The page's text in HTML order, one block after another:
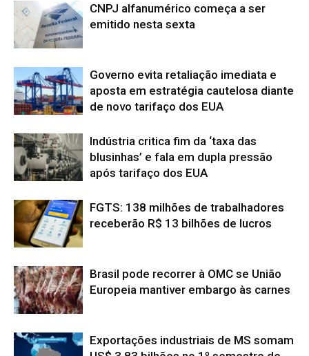
CNPJ alfanumérico começa a ser
emitido nesta sexta
Governo evita retaliação imediata e
aposta em estratégia cautelosa diante
de novo tarifaço dos EUA
Indústria critica fim da ‘taxa das
blusinhas’ e fala em dupla pressão
após tarifaço dos EUA
FGTS: 138 milhões de trabalhadores
receberão R$ 13 bilhões de lucros
Brasil pode recorrer à OMC se União
Europeia mantiver embargo às carnes
Exportações industriais de MS somam